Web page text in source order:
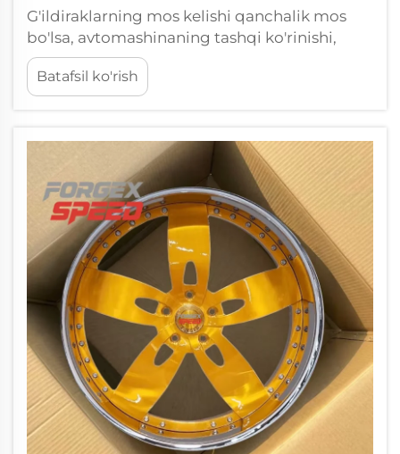
G'ildiraklarning mos kelishi qanchalik mos
bo'lsa, avtomashinaning tashqi ko'rinishi,
ishlashi va umumiy boshqarilishini
yaxshilashni istagan haydovchilar uchun
shunchalik yaxshi bo'ladi. 2 qisimli g'ildiraklar
chunki tillar va halqa alohida bo'lib, ular...
Batafsil ko'rish